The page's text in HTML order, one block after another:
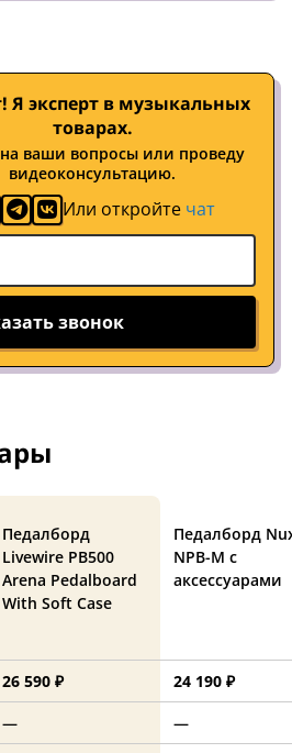
Я эксперт в музыкальных
товарах.
ваши вопросы или проведу
видеоконсультацию.
Или откройте чат
звонок
Педалборд
Livewire PB500
Arena Pedalboard
With Soft Case
Педалборд
NPB-M с
аксессуарами
26 590 ₽
24 190 ₽
—
—